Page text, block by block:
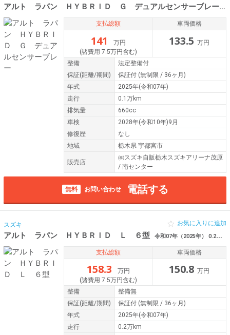
アルト ラパン ＨＹＢＲＩＤ Ｇ デュアルセンサーブレー
支払総額
141
万円
(諸費用 7.5万円含む)
車両価格
133.5 万円
整備
法定整備付
保証(距離/期間) 保証付 (無制限 / 36ヶ月)
年式
2025年(令和07年)
走行
0.1万km
排気量
660cc
車検
2028年(令和10年)9月
修復歴
なし
地域
栃木県 宇都宮市
販売店
㈱スズキ自販栃木スズキアリーナ茂原
/ 南センター
無料 お問い合わせ 電話する
スズキ
アルト ラパン ＨＹＢＲＩＤ Ｌ ６型 令和07年（2025年） 0.2万km 栃木県足利市
お気に入りに追加
支払総額
158.3
万円
(諸費用 7.5万円含む)
車両価格
150.8 万円
整備
整備無
保証(距離/期間) 保証付 (無制限 / 36ヶ月)
年式
2025年(令和07年)
走行
0.2万km